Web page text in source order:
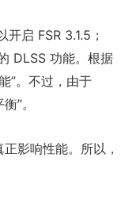
启 FSR 3.1.5；
DLSS 功能。根据
”。不过，由于
”。
影响性能。所以，